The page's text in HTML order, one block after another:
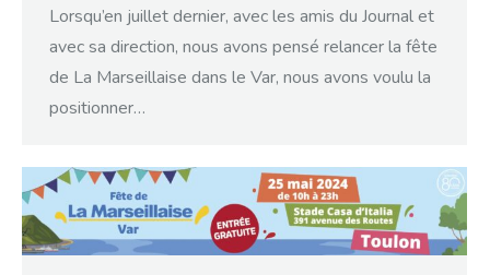
Lorsqu’en juillet dernier, avec les amis du Journal et
avec sa direction, nous avons pensé relancer la fête
de La Marseillaise dans le Var, nous avons voulu la
positionner…